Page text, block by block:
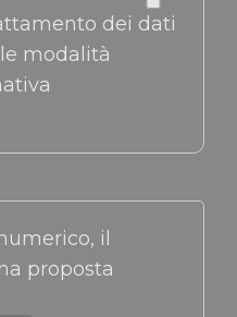
dei dati
modalità
il
proposta